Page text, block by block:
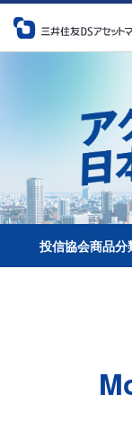
投信協会商品